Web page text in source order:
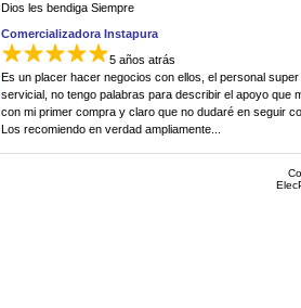
Dios les bendiga Siempre
Comercializadora Instapura
5 años atrás
Es un placer hacer negocios con ellos, el personal
servicial, no tengo palabras para describir el apoyo que
con mi primer compra y claro que no dudaré en seguir
Los recomiendo en verdad ampliamente...